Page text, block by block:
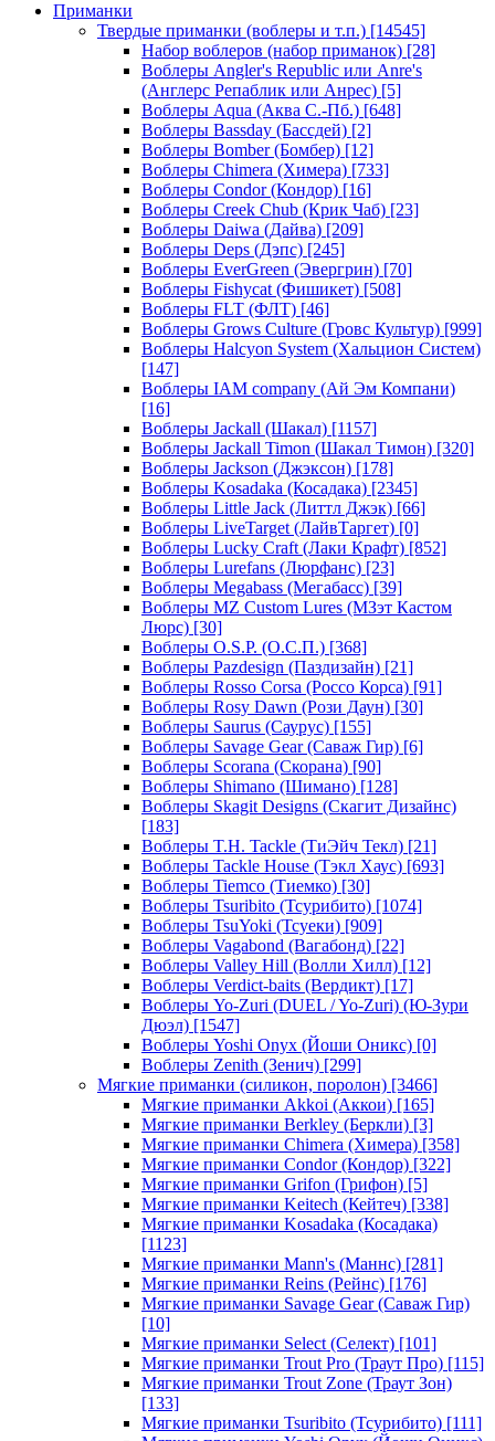
Приманки
Твердые приманки (воблеры и т.п.) [14545]
Набор воблеров (набор приманок) [28]
Воблеры Angler's Republic или Anre's
(Англерс Репаблик или Анрес) [5]
Воблеры Aqua (Аква С.-Пб.) [648]
Воблеры Bassday (Бассдей) [2]
Воблеры Bomber (Бомбер) [12]
Воблеры Chimera (Химера) [733]
Воблеры Condor (Кондор) [16]
Воблеры Creek Chub (Крик Чаб) [23]
Воблеры Daiwa (Дайва) [209]
Воблеры Deps (Дэпс) [245]
Воблеры EverGreen (Эвергрин) [70]
Воблеры Fishycat (Фишикет) [508]
Воблеры FLT (ФЛТ) [46]
Воблеры Grows Culture (Гровс Культур) [999]
Воблеры Halcyon System (Хальцион Систем)
[147]
Воблеры IAM company (Ай Эм Компани)
[16]
Воблеры Jackall (Шакал) [1157]
Воблеры Jackall Timon (Шакал Тимон) [320]
Воблеры Jackson (Джэксон) [178]
Воблеры Kosadaka (Косадака) [2345]
Воблеры Little Jack (Литтл Джэк) [66]
Воблеры LiveTarget (ЛайвТаргет) [0]
Воблеры Lucky Craft (Лаки Крафт) [852]
Воблеры Lurefans (Люрфанс) [23]
Воблеры Megabass (Мегабасс) [39]
Воблеры MZ Custom Lures (МЗэт Кастом
Люрс) [30]
Воблеры O.S.P. (О.С.П.) [368]
Воблеры Pazdesign (Паздизайн) [21]
Воблеры Rosso Corsa (Россо Корса) [91]
Воблеры Rosy Dawn (Рози Даун) [30]
Воблеры Saurus (Саурус) [155]
Воблеры Savage Gear (Саваж Гир) [6]
Воблеры Scorana (Скорана) [90]
Воблеры Shimano (Шимано) [128]
Воблеры Skagit Designs (Скагит Дизайнс)
[183]
Воблеры T.H. Tackle (ТиЭйч Текл) [21]
Воблеры Tackle House (Тэкл Хаус) [693]
Воблеры Tiemco (Тиемко) [30]
Воблеры Tsuribito (Тсурибито) [1074]
Воблеры TsuYoki (Тсуеки) [909]
Воблеры Vagabond (Вагабонд) [22]
Воблеры Valley Hill (Волли Хилл) [12]
Воблеры Verdict-baits (Вердикт) [17]
Воблеры Yo-Zuri (DUEL / Yo-Zuri) (Ю-Зури
Дюэл) [1547]
Воблеры Yoshi Onyx (Йоши Оникс) [0]
Воблеры Zenith (Зенич) [299]
Мягкие приманки (силикон, поролон) [3466]
Мягкие приманки Akkoi (Аккои) [165]
Мягкие приманки Berkley (Беркли) [3]
Мягкие приманки Chimera (Химера) [358]
Мягкие приманки Condor (Кондор) [322]
Мягкие приманки Grifon (Грифон) [5]
Мягкие приманки Keitech (Кейтеч) [338]
Мягкие приманки Kosadaka (Косадака)
[1123]
Мягкие приманки Mann's (Маннс) [281]
Мягкие приманки Reins (Рейнс) [176]
Мягкие приманки Savage Gear (Саваж Гир)
[10]
Мягкие приманки Select (Селект) [101]
Мягкие приманки Trout Pro (Траут Про) [115]
Мягкие приманки Trout Zone (Траут Зон)
[133]
Мягкие приманки Tsuribito (Тсурибито) [111]